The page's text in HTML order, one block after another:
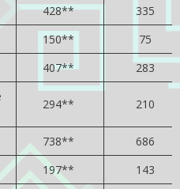
428**
335
150**
75
407**
283
294** 210
738**
686
197**
143